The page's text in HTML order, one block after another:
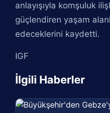
anlayışıyla komşuluk
güçlendiren yaşam
edeceklerini kaydetti.
IGF
İlgili Haberler